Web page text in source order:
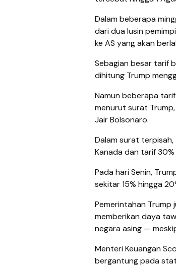
Dalam beberapa
dari dua lusin
ke AS yang akan
Sebagian besar tarif
dihitung Trump
Namun beberapa
menurut surat
Jair Bolsonaro.
Dalam surat
Kanada dan tarif
Pada hari Senin,
sekitar 15% hingga
Pemerintahan Trump
memberikan daya
negara asing —
Menteri Keuangan
bergantung pada